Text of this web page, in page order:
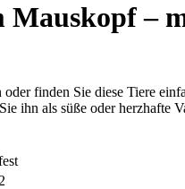
Mauskopf –
finden Sie diese Tiere
ihn als süße oder herzhafte